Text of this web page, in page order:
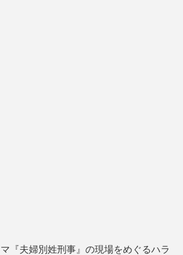
『夫婦別姓刑事』の現場をめぐるハラ